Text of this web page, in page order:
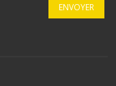
ENVOYER